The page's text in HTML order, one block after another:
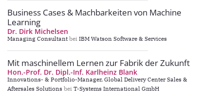
Business Cases & Machbarkeiten von Machine
Learning
Dr. Dirk Michelsen
Managing Consultant bei IBM Watson Software & Services
Mit maschinellem Lernen zur Fabrik der Zukunft
Hon.-Prof. Dr. Dipl.-Inf. Karlheinz Blank
Innovations- & Portfolio-Manager, Global Delivery Center Sales &
Aftersales Solutions bei T-Systems International GmbH